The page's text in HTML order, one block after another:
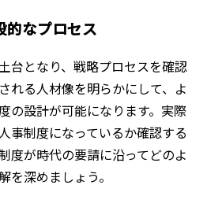
的なプロセス
台となり、戦略プロセスを確認
れる人材像を明らかにして、よ
の設計が可能になります。実際
事制度になっているか確認する
度が時代の要請に沿ってどのよ
を深めましょう。